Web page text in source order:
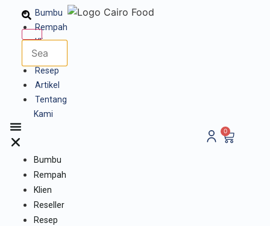
Bumbu
Rempah
Klien
Reseller
Resep
Artikel
Tentang
Kami
Bumbu
Rempah
Klien
Reseller
Resep
0